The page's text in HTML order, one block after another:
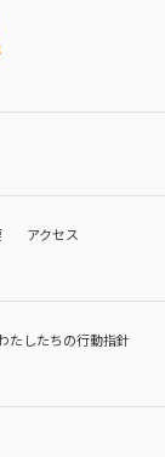
アクセス
たしたちの行動指針